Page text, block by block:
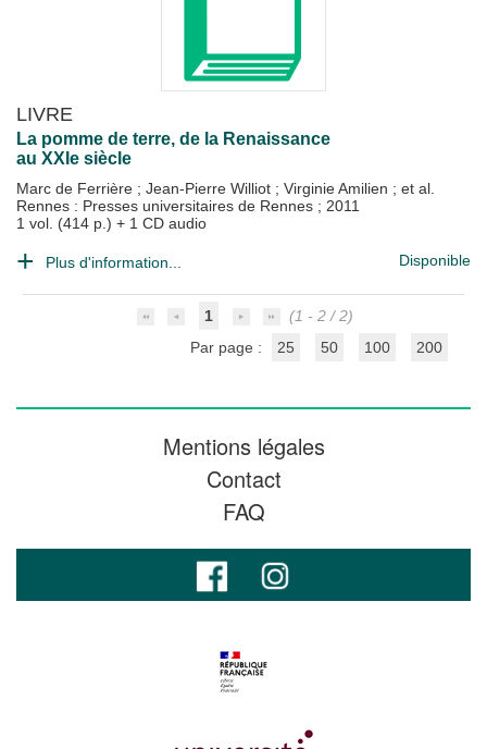
LIVRE
La pomme de terre, de la Renaissance
au XXIe siècle
Marc de Ferrière ; Jean-Pierre Williot ; Virginie Amilien ; et al.
Rennes : Presses universitaires de Rennes ; 2011
1 vol. (414 p.) + 1 CD audio
Plus d'information... Disponible
1
(1 - 2 / 2)
Par page :
25 50 100 200
Mentions légales
Contact
FAQ